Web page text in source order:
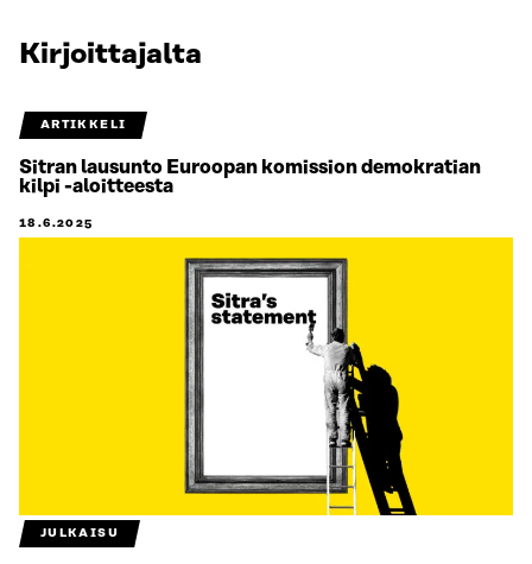
Kirjoittajalta
ARTIKKELI
Sitran lausunto Euroopan komission demokratian
kilpi -aloitteesta
18.6.2025
JULKAISU